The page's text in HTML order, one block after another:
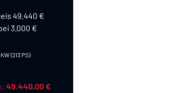
49.440 €
3.000 €
(213 PS):
49.440,00 €